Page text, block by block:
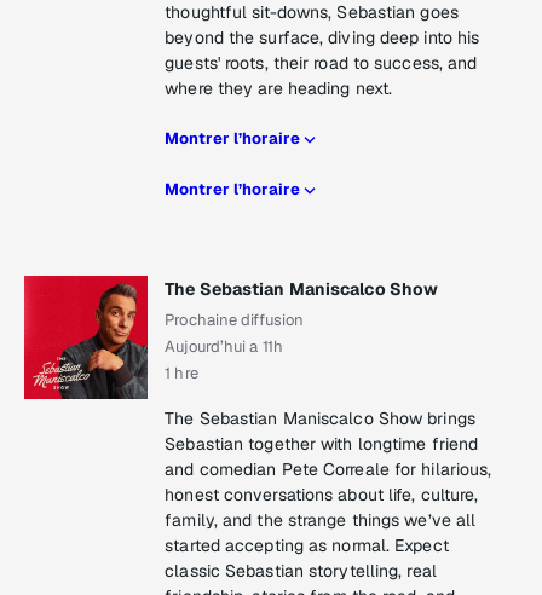
thoughtful sit-downs, Sebastian goes
beyond the surface, diving deep into his
guests' roots, their road to success, and
where they are heading next.
Montrer l’horaire
Montrer l’horaire
The Sebastian Maniscalco Show
Prochaine diffusion
Aujourd’hui a 11h
1 hre
The Sebastian Maniscalco Show brings
Sebastian together with longtime friend
and comedian Pete Correale for hilarious,
honest conversations about life, culture,
family, and the strange things we’ve all
started accepting as normal. Expect
classic Sebastian storytelling, real